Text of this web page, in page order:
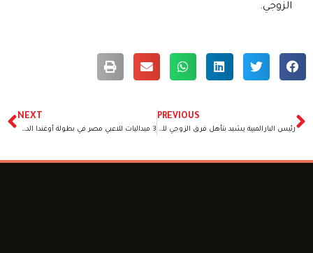
الزوجي.
PREVIOUS
رئيس البارالمبية يشيد بتأهل فرق الزوجي للبوتشا لبارالمبياد باريس
NEXT
3 ميداليات للاعبي مصر في بطولة أوغندا الدولية للريشة الطائرة البارالمبية